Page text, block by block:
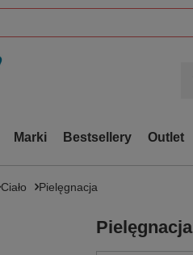
Marki Bestsellery Outlet
Ciało Pielęgnacja
Pielęgnacja